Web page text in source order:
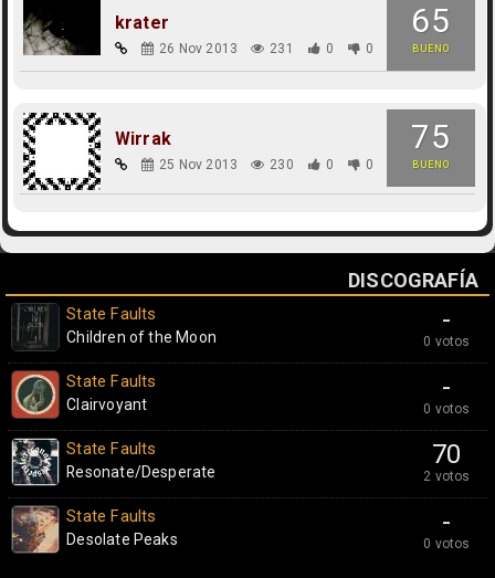
65
BUENO
krater
26 Nov 2013 231 0 0
75
BUENO
Wirrak
25 Nov 2013 230 0 0
DISCOGRAFÍA
-
0 votos
State Faults
Children of the Moon
-
0 votos
State Faults
Clairvoyant
70
2 votos
State Faults
Resonate/Desperate
-
0 votos
State Faults
Desolate Peaks